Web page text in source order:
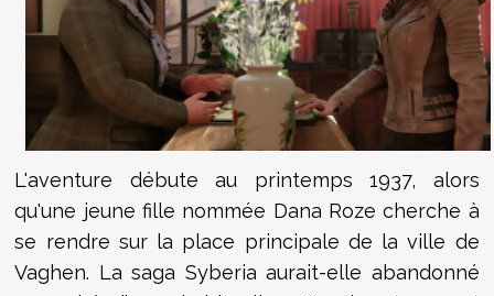
L'aventure débute au printemps 1937, alors
qu'une jeune fille nommée Dana Roze cherche à
se rendre sur la place principale de la ville de
Vaghen. La saga Syberia aurait-elle abandonné